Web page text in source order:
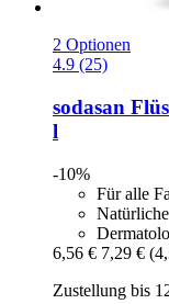
2 Optionen
4.9 (25)
sodasan
l
-10%
Für alle
6,56 € 7,29 €
Zustellung bis